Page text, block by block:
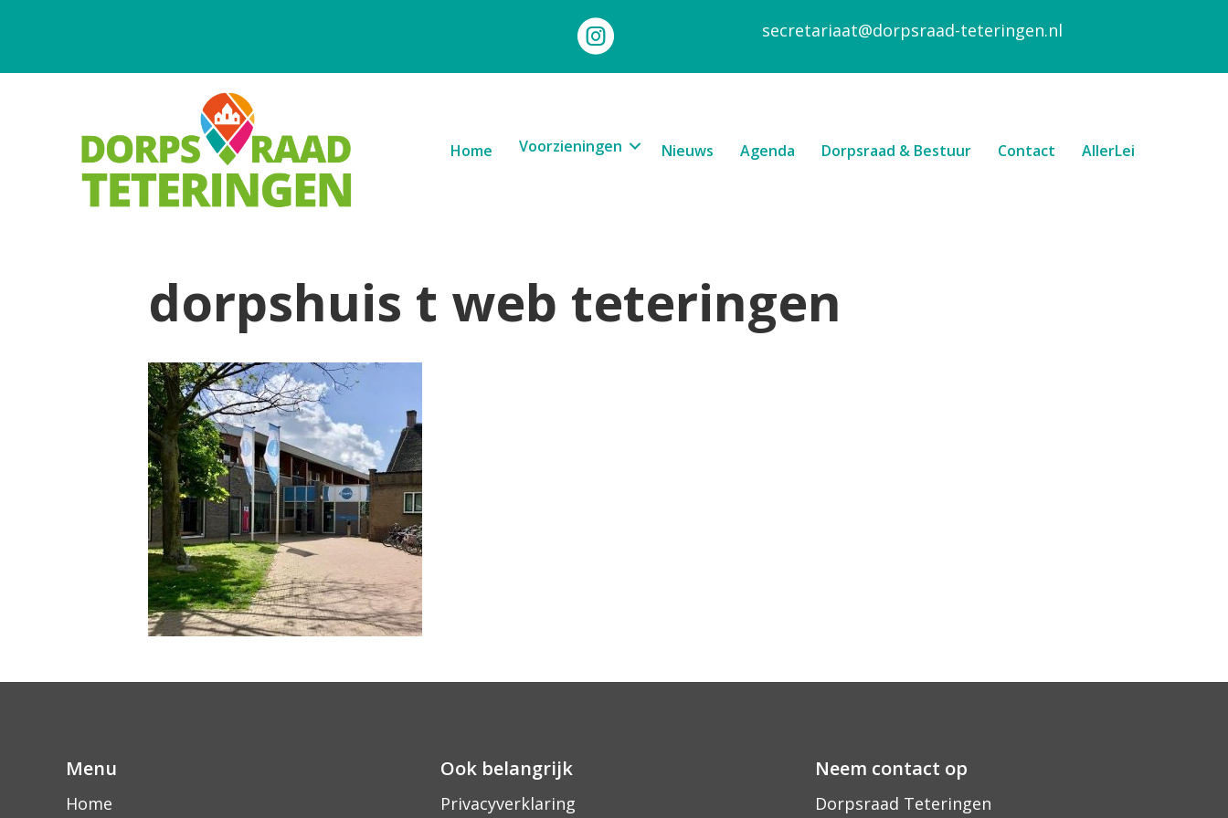
secretariaat@dorpsraad-teteringen.nl
Home Voorzieningen Nieuws Agenda Dorpsraad & Bestuur Contact AllerLei
dorpshuis t web teteringen
Menu
Home
Ook belangrijk
Privacyverklaring
Neem contact op
Dorpsraad Teteringen